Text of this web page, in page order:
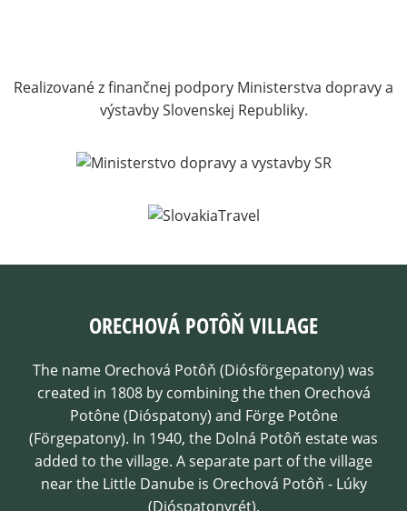
Realizované z finančnej podpory Ministerstva dopravy a
výstavby Slovenskej Republiky.
ORECHOVÁ POTÔŇ VILLAGE
The name Orechová Potôň (Diósförgepatony) was
created in 1808 by combining the then Orechová
Potône (Dióspatony) and Förge Potône
(Förgepatony). In 1940, the Dolná Potôň estate was
added to the village. A separate part of the village
near the Little Danube is Orechová Potôň - Lúky
(Dióspatonyrét).